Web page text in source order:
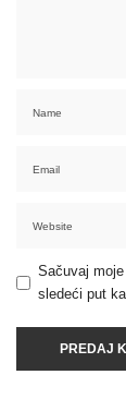
Sačuvaj
sledeći put